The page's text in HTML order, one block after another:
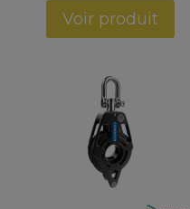
prix :
1334,38 €
1556,76 €
Voir produit